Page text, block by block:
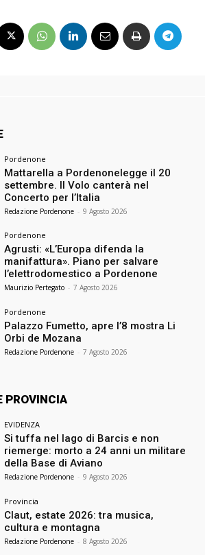
Pordenone
Mattarella a Pordenonelegge il 20
settembre. Il Volo canterà nel
Concerto per l’Italia
Redazione Pordenone - 9 Agosto 2026
Pordenone
Agrusti: «L’Europa difenda la
manifattura». Piano per salvare
l’elettrodomestico a Pordenone
Maurizio Pertegato - 7 Agosto 2026
Pordenone
Palazzo Fumetto, apre l’8 mostra Li
Orbi de Mozana
Redazione Pordenone - 7 Agosto 2026
PROVINCIA
EVIDENZA
Si tuffa nel lago di Barcis e non
riemerge: morto a 24 anni un militare
della Base di Aviano
Redazione Pordenone - 9 Agosto 2026
Provincia
Claut, estate 2026: tra musica,
cultura e montagna
Redazione Pordenone - 8 Agosto 2026